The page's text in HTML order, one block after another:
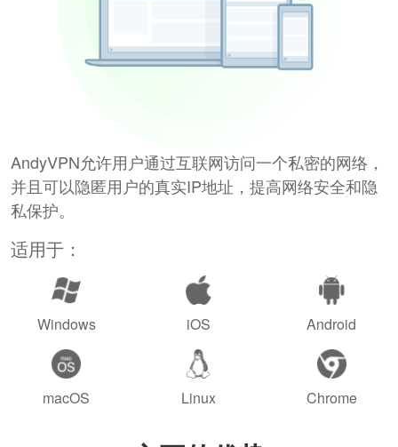
AndyVPN允许用户通过互联网访问一个私密的网络，
并且可以隐匿用户的真实IP地址，提高网络安全和隐
私保护。
适用于：
Windows iOS Android
macOS Linux Chrome